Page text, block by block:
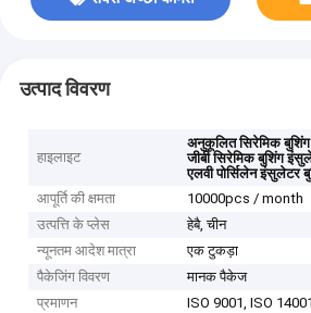
उत्पाद विवरण
हाइलाइट
अनुकूलित सिरेमिक
जीबी सिरेमिक बुशिंग
एलवी पोर्सिलेन इंसुलेटर
आपूर्ति की क्षमता
10000pcs / month
उत्पत्ति के प्लेस
हेबै, चीन
न्यूनतम आदेश मात्रा
एक टुकड़ा
पैकेजिंग विवरण
मानक पैकेज
प्रमाणन
ISO 9001, ISO